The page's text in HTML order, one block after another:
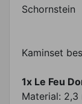
Schornstein
Kaminset
1x Le Feu
Material: 2,3